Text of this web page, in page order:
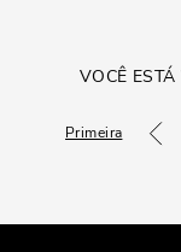
VOCÊ
Primeira